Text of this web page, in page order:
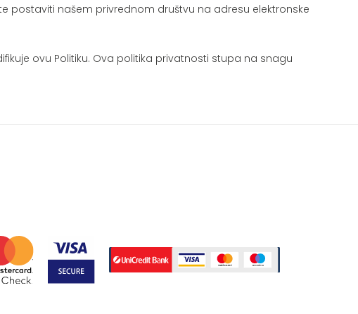
postaviti našem privrednom društvu na adresu elektronske
ovu Politiku. Ova politika privatnosti stupa na snagu